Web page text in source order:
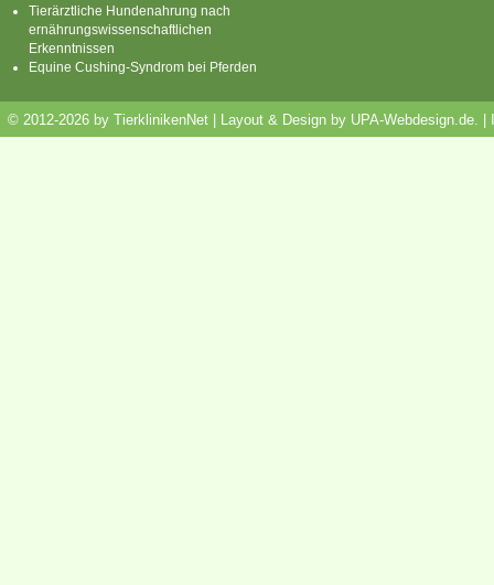
Tierärztliche Hundenahrung nach
ernährungswissenschaftlichen
Erkenntnissen
Equine Cushing-Syndrom bei Pferden
© 2012-2026 by TierklinikenNet | Layout & Design by UPA-Webdesign.de.